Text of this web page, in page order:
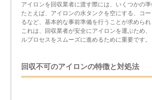
アイロンを回収業者に渡す際には、いくつかの準
たとえば、アイロンの水タンクを空にする、コ
るなど、基本的な事前準備を行うことが求められ
これは、回収業者が安全にアイロンを運ぶため
ルプロセスをスムーズに進めるために重要です。
回収不可のアイロンの特徴と対処法